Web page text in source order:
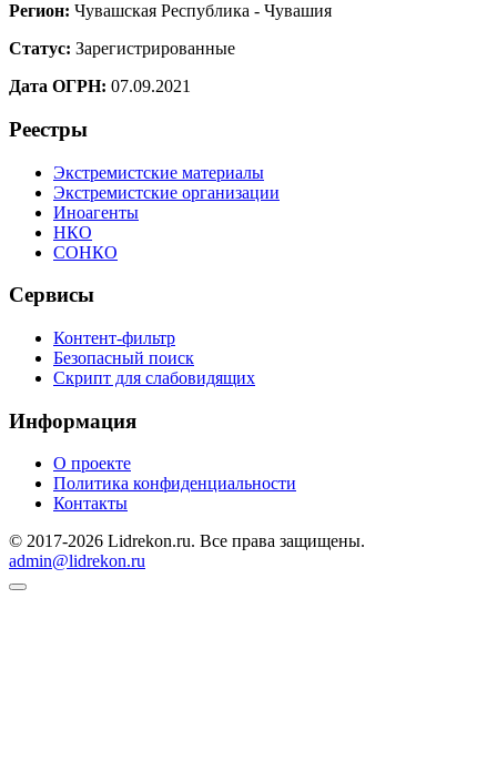
Регион: Чувашская Республика - Чувашия
Статус: Зарегистрированные
Дата ОГРН: 07.09.2021
Реестры
Экстремистские материалы
Экстремистские организации
Иноагенты
НКО
СОНКО
Сервисы
Контент-фильтр
Безопасный поиск
Скрипт для слабовидящих
Информация
О проекте
Политика конфиденциальности
Контакты
© 2017-2026 Lidrekon.ru. Все права защищены.
admin@lidrekon.ru